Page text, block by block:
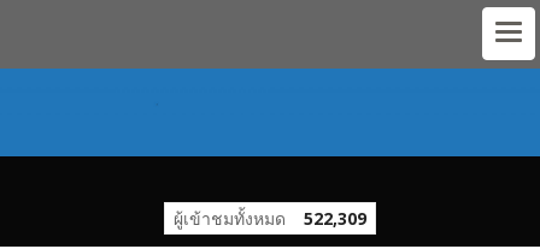
ผู้เข้าชมทั้งหมด 522,309